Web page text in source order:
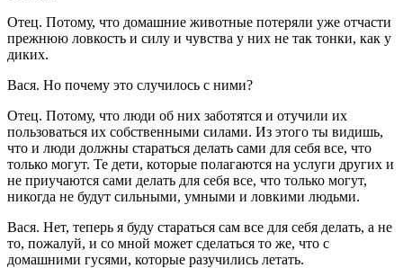
Отец. Потому, что домашние животные потеряли уже отчасти
прежнюю ловкость и силу и чувства у них не так тонки, как у
диких.
Вася. Но почему это случилось с ними?
Отец. Потому, что люди об них заботятся и отучили их
пользоваться их собственными силами. Из этого ты видишь,
что и люди должны стараться делать сами для себя все, что
только могут. Те дети, которые полагаются на услуги других и
не приучаются сами делать для себя все, что только могут,
никогда не будут сильными, умными и ловкими людьми.
Вася. Нет, теперь я буду стараться сам все для себя делать, а не
то, пожалуй, и со мной может сделаться то же, что с
домашними гусями, которые разучились летать.